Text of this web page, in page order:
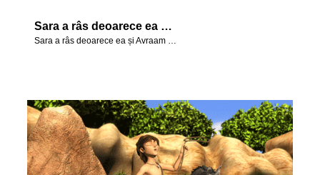
Sara a râs deoarece ea și Avraam erau în vârstă.
Sara a râs deoarece ea și Avraam erau în vârstă.